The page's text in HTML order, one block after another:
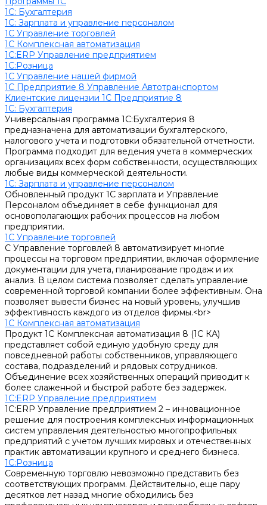
1C: Бухгалтерия
1С: Зарплата и управление персоналом
1С Управление торговлей
1С Комплексная автоматизация
1С:ERP Управление предприятием
1С:Розница
1С Управление нашей фирмой
1С Предприятие 8 Управление Автотранспортом
Клиентские лицензии 1С Предприятие 8
1C: Бухгалтерия
Универсальная программа 1С:Бухгалтерия 8
предназначена для автоматизации бухгалтерского,
налогового учета и подготовки обязательной отчетности.
Программа подходит для ведения учета в коммерческих
организациях всех форм собственности, осуществляющих
любые виды коммерческой деятельности.
1С: Зарплата и управление персоналом
Обновленный продукт 1С зарплата и Управление
Персоналом объединяет в себе функционал для
основополагающих рабочих процессов на любом
предприятии.
1С Управление торговлей
С Управление торговлей 8 автоматизирует многие
процессы на торговом предприятии, включая оформление
документации для учета, планирование продаж и их
анализ. В целом система позволяет сделать управление
современной торговой компании более эффективным. Она
позволяет вывести бизнес на новый уровень, улучшив
эффективность каждого из отделов фирмы.<br>
1С Комплексная автоматизация
Продукт 1С Комплексная автоматизация 8 (1С КА)
представляет собой единую удобную среду для
повседневной работы собственников, управляющего
состава, подразделений и рядовых сотрудников.
Объединение всех хозяйственных операций приводит к
более слаженной и быстрой работе без задержек.
1С:ERP Управление предприятием
1С:ERP Управление предприятием 2 – инновационное
решение для построения комплексных информационных
систем управления деятельностью многопрофильных
предприятий с учетом лучших мировых и отечественных
практик автоматизации крупного и среднего бизнеса.
1С:Розница
Современную торговлю невозможно представить без
соответствующих программ. Действительно, еще пару
десятков лет назад многие обходились без